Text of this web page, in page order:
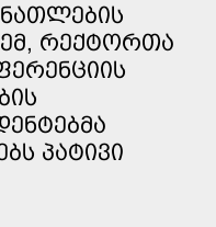
ᲠᲔᲥᲢᲝᲠᲗᲐ
ᲞᲐᲢᲘᲕᲘ